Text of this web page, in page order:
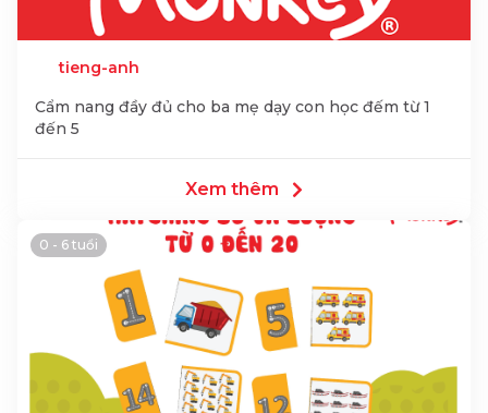
tieng-anh
Cẩm nang đầy đủ cho ba mẹ dạy con học đếm từ 1
đến 5
Xem thêm
0 - 6 tuổi